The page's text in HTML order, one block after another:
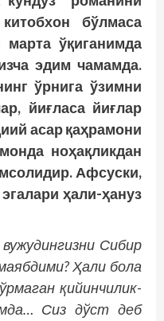
бўлмаса
ўқиганимда
эдим чамамда.
ўрнига ўзимни
йиғласа йиғлар
асар қаҳрамони
ноҳақликдан
Афсуски,
ҳали-ҳануз
Сибир
Ҳали бола
қийинчилик­
Сиз дўст деб